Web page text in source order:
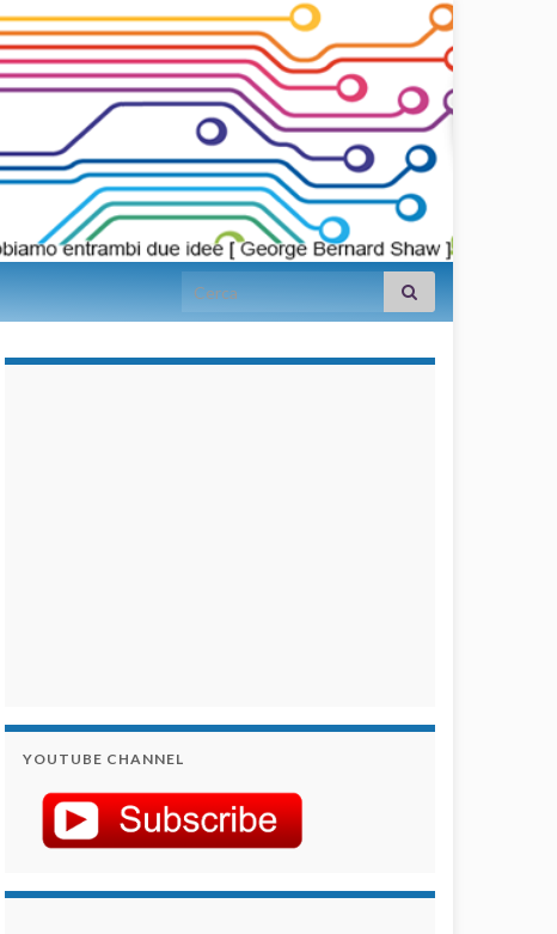
Search for:
YOUTUBE CHANNEL